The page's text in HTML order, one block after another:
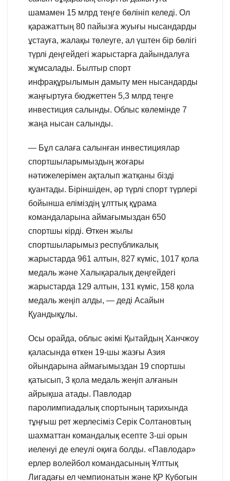
шамамен 15 млрд теңге бөлініп келеді. Ол
қаражаттың 80 пайызға жуығы нысандарды
ұстауға, жалақы төлеуге, ал үштен бір бөлігі
түрлі деңгейдегі жарыстарға дайындалуға
жұмсалады. Былтыр спорт
инфрақұрылымын дамыту мен нысандарды
жаңғыртуға бюджеттен 5,3 млрд теңге
инвестиция салынды. Облыс көлемінде 7
жаңа нысан салынды.
— Бұл салаға салынған инвестициялар
спортшыларымыздың жоғары
нәтижелерімен ақталып жатқаны бізді
қуантады. Біріншіден, әр түрлі спорт түрлері
бойынша еліміздің ұлттық құрама
командаларына аймағымыздан 650
спортшы кірді. Өткен жылы
спортшыларымыз республикалық
жарыстарда 961 алтын, 827 күміс, 1017 қола
медаль және Халықаралық деңгейдегі
жарыстарда 129 алтын, 131 күміс, 158 қола
медаль жеңіп алды, — деді Асайын
Қуандықұлы.
Осы орайда, облыс әкімі Қытайдың Ханчжоу
қаласында өткен 19-шы жазғы Азия
ойындарына аймағымыздан 19 спортшы
қатысып, 3 қола медаль жеңіп алғанын
айрықша атады. Павлодар
паролимпиадалық спортының тарихында
тұңғыш рет жерлесіміз Серік Солтановтың
шахматтан командалық есепте 3-ші орын
иеленуі де елеулі оқиға болды. «Павлодар»
ерлер волейбол командасының Ұлттық
Лигадағы ел чемпионатын және ҚР Кубогын